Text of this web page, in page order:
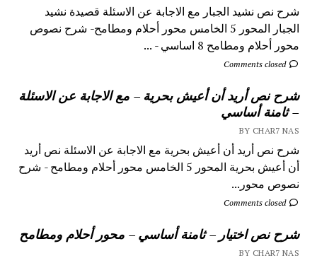
شرح نص نشيد الجبار مع الاجابة عن الاسئلة قصيدة نشيد
الجبار المحور 5 الخامس محور أحلام ومطامح- شرح نصوص
محور أحلام ومطامح 8 اساسي - ...
Comments closed
شرح نص أريد أن أعيش بحرية – مع الاجابة عن الاسئلة
– ثامنة أساسي
BY CHAR7 NAS
شرح نص أريد أن أعيش بحرية مع الاجابة عن الاسئلة نص أريد
أن أعيش بحرية المحور 5 الخامس محور أحلام ومطامح - شرح
نصوص محور...
Comments closed
شرح نص اختيار – ثامنة أساسي – محور أحلام ومطامح
BY CHAR7 NAS